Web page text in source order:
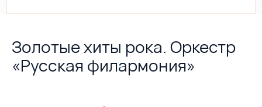
Золотые хиты рока. Оркестр
«Русская филармония»